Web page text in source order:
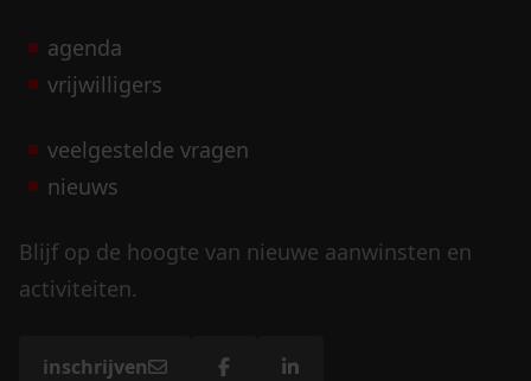
agenda
vrijwilligers
veelgestelde vragen
nieuws
Blijf op de hoogte van nieuwe aanwinsten en
activiteiten.
inschrijven